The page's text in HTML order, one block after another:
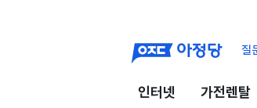
질
인터넷 가전렌탈